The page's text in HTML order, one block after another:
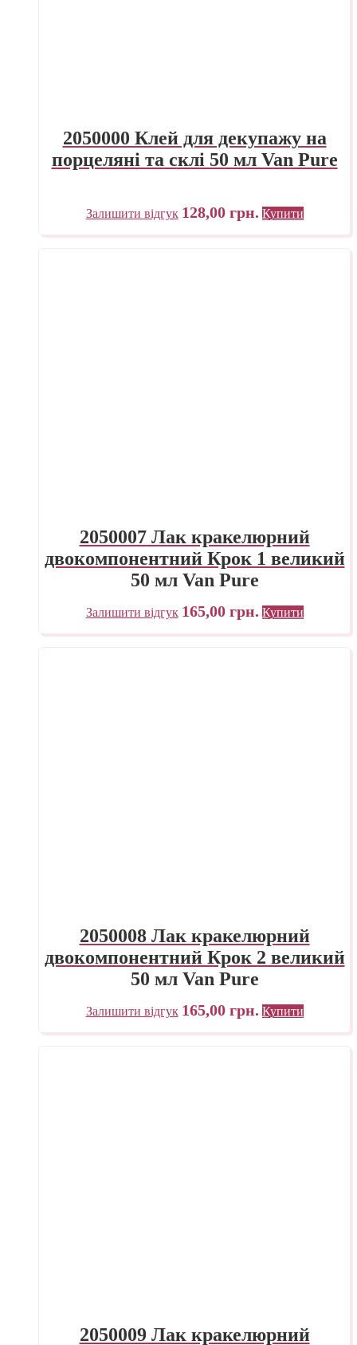
2050000 Клей для декупажу на
порцеляні та склі 50 мл Van Pure
Залишити відгук 128,00 грн. Купити
2050007 Лак кракелюрний
двокомпонентний Крок 1 великий
50 мл Van Pure
Залишити відгук 165,00 грн. Купити
2050008 Лак кракелюрний
двокомпонентний Крок 2 великий
50 мл Van Pure
Залишити відгук 165,00 грн. Купити
2050009 Лак кракелюрний